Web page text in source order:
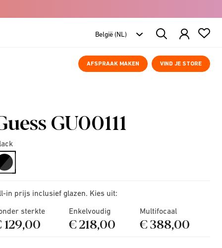
Search
Products
AFSPRAAK MAKEN VIND JE STORE
GU00111
selected
in prijs inclusief glazen. Kies uit:
sterkte
129,00
Enkelvoudig
€ 218,00
Multifocaal
€ 388,00